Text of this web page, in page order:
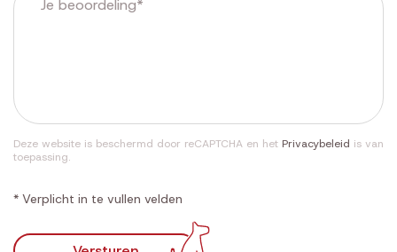
Deze website is beschermd door reCAPTCHA en het Privacybeleid is van
toepassing.
* Verplicht in te vullen velden